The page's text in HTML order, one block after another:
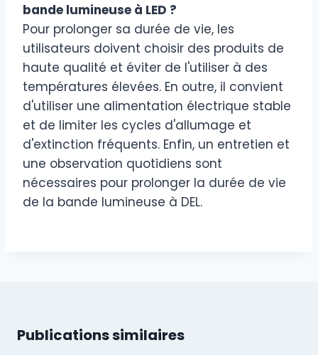
bande lumineuse à LED ?
Pour prolonger sa durée de vie, les
utilisateurs doivent choisir des produits de
haute qualité et éviter de l'utiliser à des
températures élevées. En outre, il convient
d'utiliser une alimentation électrique stable
et de limiter les cycles d'allumage et
d'extinction fréquents. Enfin, un entretien et
une observation quotidiens sont
nécessaires pour prolonger la durée de vie
de la bande lumineuse à DEL.
Publications similaires